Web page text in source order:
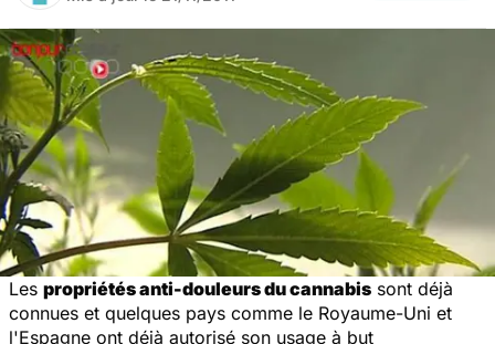
Les propriétés anti-douleurs du cannabis sont déjà
connues et quelques pays comme le Royaume-Uni et
l'Espagne ont déjà autorisé son usage à but